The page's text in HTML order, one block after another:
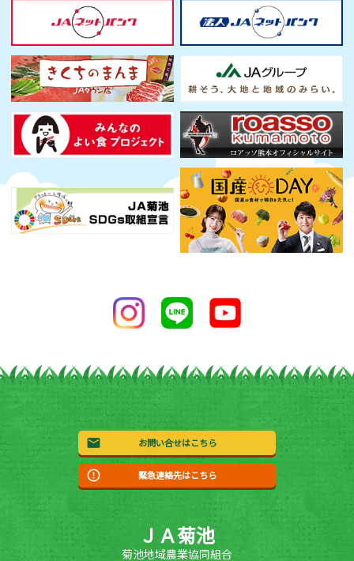
お問い合せはこちら
緊急連絡先はこちら
ＪＡ菊池
菊池地域農業協同組合